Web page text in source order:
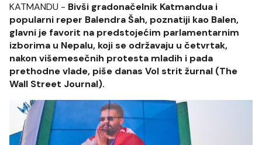
KATMANDU - Bivši gradonačelnik Katmandua i
popularni reper Balendra Šah, poznatiji kao Balen,
glavni je favorit na predstojećim parlamentarnim
izborima u Nepalu, koji se održavaju u četvrtak,
nakon višemesečnih protesta mladih i pada
prethodne vlade, piše danas Vol strit žurnal (The
Wall Street Journal).